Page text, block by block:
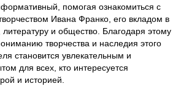
помогая ознакомиться с
Ивана Франко, его вкладом в
литературу и общество. Благодаря этому
творчества и наследия этого
становится увлекательным и
для всех, кто интересуется
и историей.